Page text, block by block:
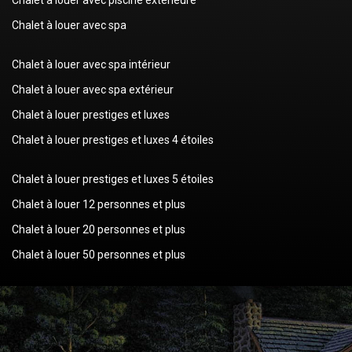
Chalet à louer avec spa
Chalet à louer avec spa intérieur
Chalet à louer avec spa extérieur
Chalet à louer prestiges et luxes
Chalet à louer prestiges et luxes 4 étoiles
Chalet à louer prestiges et luxes 5 étoiles
Chalet à louer 12 personnes et plus
Chalet à louer 20 personnes et plus
Chalet à louer 50 personnes et plus